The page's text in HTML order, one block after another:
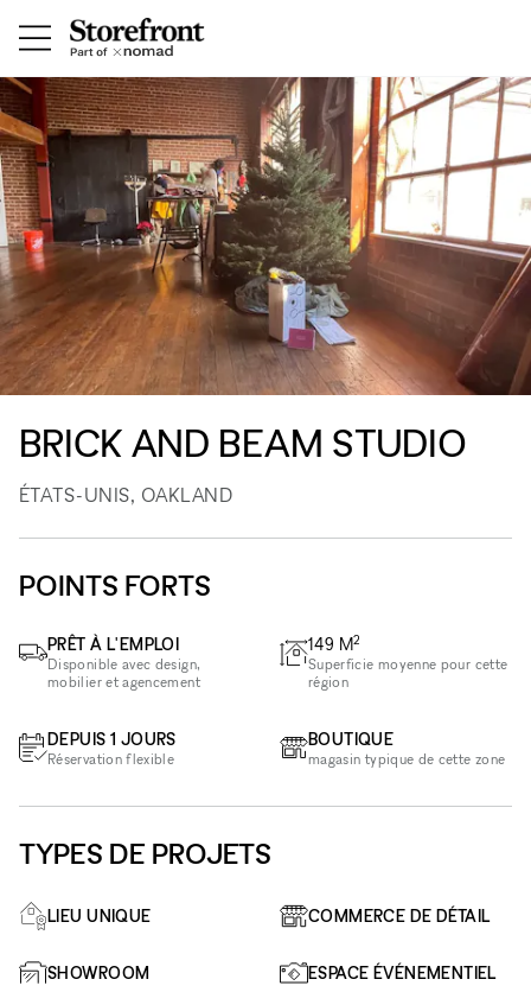
BRICK AND BEAM STUDIO
ÉTATS-UNIS, OAKLAND
POINTS FORTS
PRÊT À L'EMPLOI
Disponible avec design,
mobilier et agencement
DEPUIS 1 JOURS
Réservation flexible
149 M2
Superficie moyenne pour cette
région
BOUTIQUE
magasin typique de cette zone
TYPES DE PROJETS
LIEU UNIQUE COMMERCE DE DÉTAIL
SHOWROOM ESPACE ÉVÉNEMENTIEL